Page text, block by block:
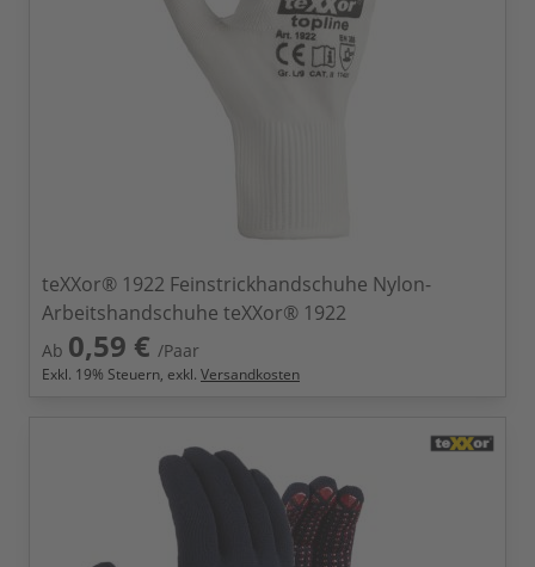
teXXor® 1922 Feinstrickhandschuhe Nylon-
Arbeitshandschuhe teXXor® 1922
Ab 0,59 € /Paar
Exkl. 19% Steuern, exkl. Versandkosten